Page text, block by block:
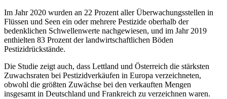
Im Jahr 2020 wurden an 22 Prozent aller Überwachungsstellen in
Flüssen und Seen ein oder mehrere Pestizide oberhalb der
bedenklichen Schwellenwerte nachgewiesen, und im Jahr 2019
enthielten 83 Prozent der landwirtschaftlichen Böden
Pestizidrückstände.
Die Studie zeigt auch, dass Lettland und Österreich die stärksten
Zuwachsraten bei Pestizidverkäufen in Europa verzeichneten,
obwohl die größten Zuwächse bei den verkauften Mengen
insgesamt in Deutschland und Frankreich zu verzeichnen waren.